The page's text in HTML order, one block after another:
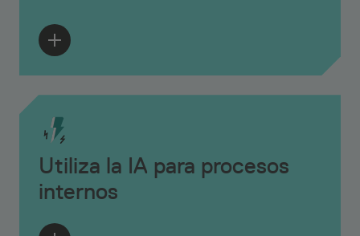
Utiliza la IA para procesos
internos